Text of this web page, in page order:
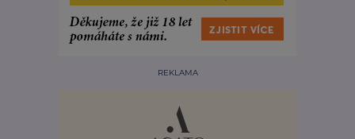
REKLAMA